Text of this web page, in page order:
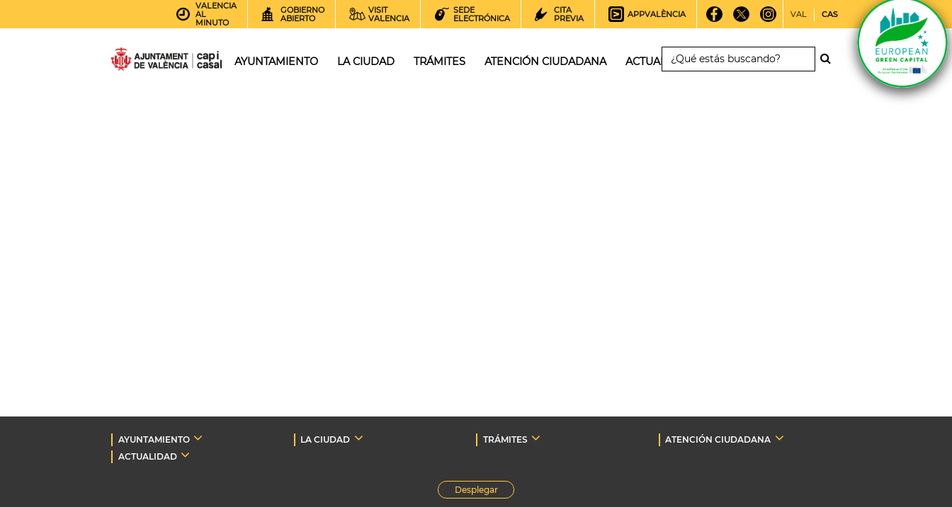
VALENCIA
AL
MINUTO
GOBIERNO
ABIERTO
VISIT
VALENCIA
SEDE
ELECTRÓNICA
CITA
PREVIA
APPVALÈNCIA VAL CAS
AYUNTAMIENTO LA CIUDAD TRÁMITES ATENCIÓN CIUDADANA ACTUALIDAD
AYUNTAMIENTO LA CIUDAD TRÁMITES
ATENCIÓN CIUDADANA
ACTUALIDAD
Desplegar